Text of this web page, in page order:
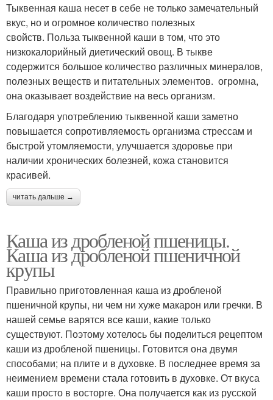
Тыквенная каша несет в себе не только замечательный
вкус, но и огромное количество полезных
свойств. Польза тыквенной каши в том, что это
низкокалорийный диетический овощ. В тыкве
содержится большое количество различных минералов,
полезных веществ и питательных элементов. огромна,
она оказывает воздействие на весь организм.
Благодаря употреблению тыквенной каши заметно
повышается сопротивляемость организма стрессам и
быстрой утомляемости, улучшается здоровье при
наличии хронических болезней, кожа становится
красивей.
читать дальше →
Каша из дробленой пшеницы.
Каша из дробленой пшеничной
крупы
Правильно приготовленная каша из дробленой
пшеничной крупы, ни чем ни хуже макарон или гречки. В
нашей семье варятся все каши, какие только
существуют. Поэтому хотелось бы поделиться рецептом
каши из дробленой пшеницы. Готовится она двумя
способами; на плите и в духовке. В последнее время за
неимением времени стала готовить в духовке. От вкуса
каши просто в восторге. Она получается как из русской